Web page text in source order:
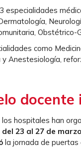
Obstétrico-
como
Anestesiología,
docente
hospitales han
del 23 al 27 de marzo
la jornada de